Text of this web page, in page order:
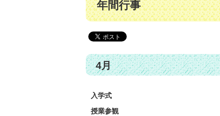
年間行事
4月
入学式
授業参観